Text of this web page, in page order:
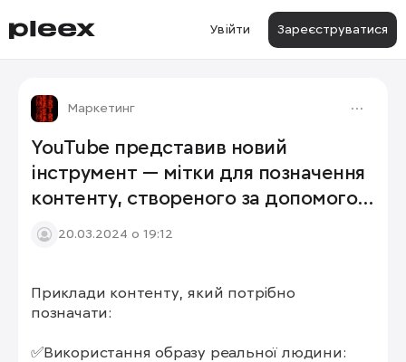
Увійти Зареєструватися
Маркетинг
YouTube представив новий
інструмент — мітки для позначення
контенту, створеного за допомогою
ШІ 📲20.03.2024 о 19:12
Приклади контенту, який потрібно
позначати:
✅Використання образу реальної людини: